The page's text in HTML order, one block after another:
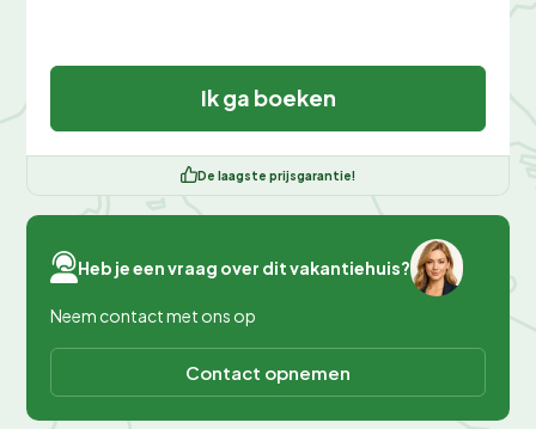
Ik ga boeken
De laagste prijsgarantie!
Heb je een vraag over dit vakantiehuis?
Neem contact met ons op
Contact opnemen